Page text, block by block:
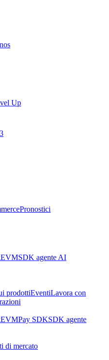
Up
Pronostici
SDK agente AI
prodottiEventiLavora con
Pay SDKSDK agente
di mercato